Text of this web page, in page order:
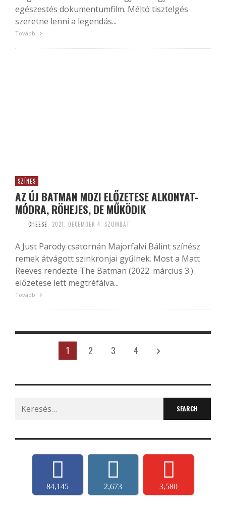
egészestés dokumentumfilm. Méltó tisztelgés
szeretne lenni a legendás...
Tovább
SZÍNES
AZ ÚJ BATMAN MOZI ELŐZETESE ALKONYAT-
MÓDRA, RÖHEJES, DE MŰKÖDIK
CHEESE 2021. DECEMBER 4. SZOMBAT
A Just Parody csatornán Majorfalvi Bálint színész
remek átvágott szinkronjai gyűlnek. Most a Matt
Reeves rendezte The Batman (2022. március 3.)
előzetese lett megtréfálva...
Tovább
1 2 3 4
Search
for:
84,145 2,673 3,580